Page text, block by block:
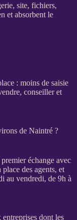
site, fichiers,
et absorbent le
: moins de saisie
conseiller et
de Naintré ?
échange avec
place des agents, et
au vendredi, de 9h à
dont les